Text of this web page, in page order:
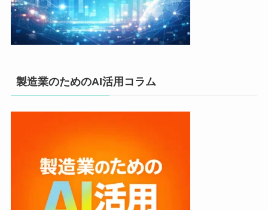
製造業のためのAI活用コラム